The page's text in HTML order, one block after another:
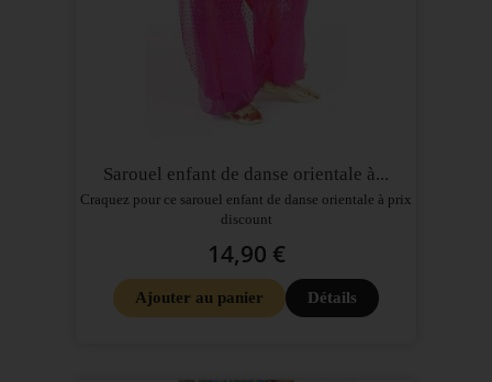
Sarouel enfant de danse orientale à...
Craquez pour ce sarouel enfant de danse orientale à prix
discount
14,90 €
Ajouter au panier Détails